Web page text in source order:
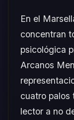
En el
concentran
psicológica
Arcanos
cuatro palos
lector a no